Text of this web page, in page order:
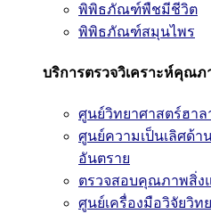
พิพิธภัณฑ์พืชมีชีวิต
พิพิธภัณฑ์สมุนไพร
บริการตรวจวิเคราะห์คุณภ
ศูนย์วิทยาศาสตร์ฮาล
ศูนย์ความเป็นเลิศด้า
อันตราย
ตรวจสอบคุณภาพสิ่ง
ศูนย์เครื่องมือวิจัยวิท